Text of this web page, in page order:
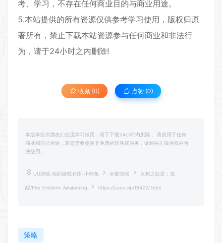
考、学习，不存在任何商业目的与商业用途。
5.本站提供的所有资源仅供参考学习使用，版权归原
著所有，禁止下载本站资源参与任何商业和非法行
为，请于24小时之内删除!
收藏 (0) 点赞 (0)
本版本仅供朋友们交流学习试用，请于下载24小时内删除， 请勿用于任何
商业和违法用途，若您需要使用非免费的软件或服务，请购买正版授权并合
法使用。
UU游戏-你的游戏仓库-小韩兔 全部游戏 火焰之纹章：觉
醒/Fire Emblem: Awakening https://uuyx.vip/16422/.html
策略